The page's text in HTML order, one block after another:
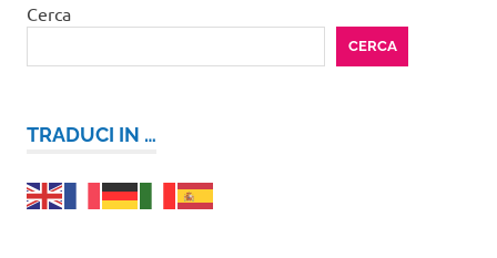
Cerca
CERCA
TRADUCI IN …